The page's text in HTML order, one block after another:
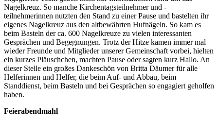
Nagelkreuz. So manche Kirchentagsteilnehmer und -
teilnehmerinnen nutzten den Stand zu einer Pause und bastelten ihr
eigenes Nagelkreuz aus den altbewährten Hufnägeln. So kam es
beim Basteln der ca. 600 Nagelkreuze zu vielen interessanten
Gesprächen und Begegnungen. Trotz der Hitze kamen immer mal
wieder Freunde und Mitglieder unserer Gemeinschaft vorbei, hielten
ein kurzes Pläuschchen, machten Pause oder sagten kurz Hallo. An
dieser Stelle ein großes Dankeschön von Britta Däumer für alle
Helferinnen und Helfer, die beim Auf- und Abbau, beim
Standdienst, beim Basteln und bei Gesprächen so engagiert geholfen
haben.
Feierabendmahl